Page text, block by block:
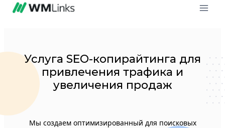
Услуга SEO-копирайтинга для
привлечения трафика и
увеличения продаж
Мы создаем оптимизированный для поисковых